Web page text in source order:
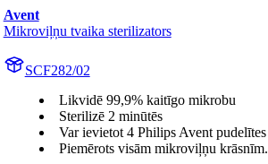
Avent
Mikroviļņu tvaika sterilizators
SCF282/02
Likvidē 99,9% kaitīgo mikrobu
Sterilizē 2 minūtēs
Var ievietot 4 Philips Avent pudelītes
Piemērots visām mikroviļņu krāsnīm.